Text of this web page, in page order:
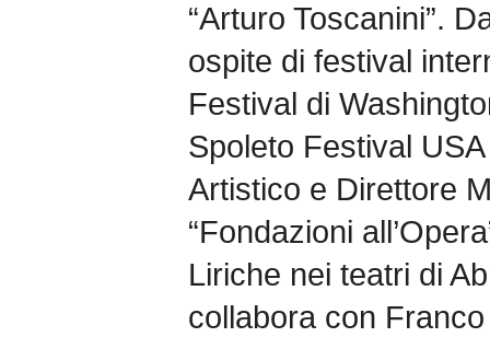
“Arturo Toscanini”.
ospite di festival
Festival di
Spoleto Festival
Artistico e Direttore
“Fondazioni
Liriche nei teatri di
collabora con